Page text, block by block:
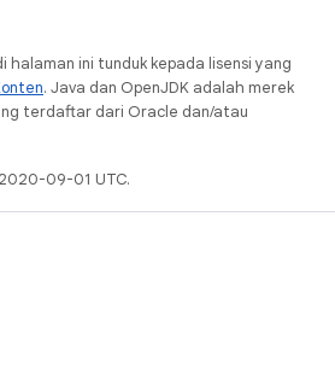
halaman ini tunduk kepada lisensi yang
. Java dan OpenJDK adalah merek
terdaftar dari Oracle dan/atau
09-01 UTC.